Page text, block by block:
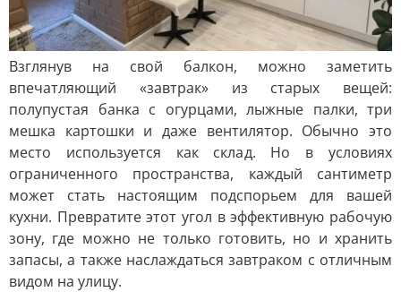
Взглянув на свой балкон, можно заметить
впечатляющий «завтрак» из старых вещей:
полупустая банка с огурцами, лыжные палки, три
мешка картошки и даже вентилятор. Обычно это
место используется как склад. Но в условиях
ограниченного пространства, каждый сантиметр
может стать настоящим подспорьем для вашей
кухни. Превратите этот угол в эффективную рабочую
зону, где можно не только готовить, но и хранить
запасы, а также наслаждаться завтраком с отличным
видом на улицу.